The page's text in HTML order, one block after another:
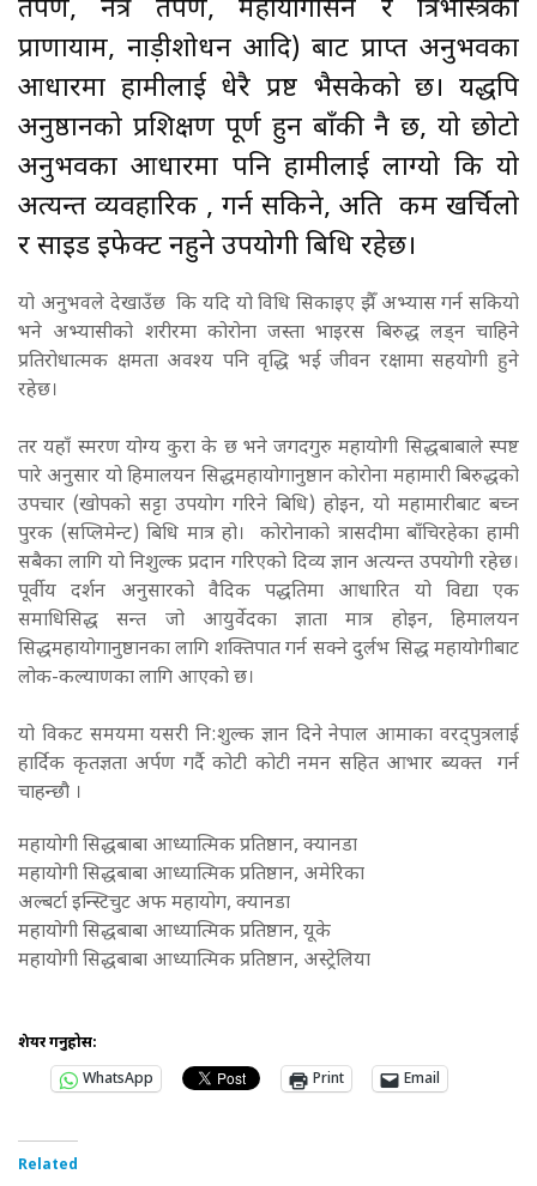
तर्पण, नेत्र तर्पण, महायोगासन र त्रिभस्त्रिका
प्राणायाम, नाड़ीशोधन आदि) बाट प्राप्त अनुभवका
आधारमा हामीलाई धेरै प्रष्ट भैसकेको छ। यद्धपि
अनुष्ठानको प्रशिक्षण पूर्ण हुन बाँकी नै छ, यो छोटो
अनुभवका आधारमा पनि हामीलाई लाग्यो कि यो
अत्यन्त व्यवहारिक , गर्न सकिने, अति कम खर्चिलो
र साइड इफेक्ट नहुने उपयोगी बिधि रहेछ।
यो अनुभवले देखाउँछ कि यदि यो विधि सिकाइए झैँ अभ्यास गर्न सकियो
भने अभ्यासीको शरीरमा कोरोना जस्ता भाइरस बिरुद्ध लड्न चाहिने
प्रतिरोधात्मक क्षमता अवश्य पनि वृद्धि भई जीवन रक्षामा सहयोगी हुने
रहेछ।
तर यहाँ स्मरण योग्य कुरा के छ भने जगदगुरु महायोगी सिद्धबाबाले स्पष्ट
पारे अनुसार यो हिमालयन सिद्धमहायोगानुष्ठान कोरोना महामारी बिरुद्धको
उपचार (खोपको सट्टा उपयोग गरिने बिधि) होइन, यो महामारीबाट बच्न
पुरक (सप्लिमेन्ट) बिधि मात्र हो। कोरोनाको त्रासदीमा बाँचिरहेका हामी
सबैका लागि यो निशुल्क प्रदान गरिएको दिव्य ज्ञान अत्यन्त उपयोगी रहेछ।
पूर्वीय दर्शन अनुसारको वैदिक पद्धतिमा आधारित यो विद्या एक
समाधिसिद्ध सन्त जो आयुर्वेदका ज्ञाता मात्र होइन, हिमालयन
सिद्धमहायोगानुष्ठानका लागि शक्तिपात गर्न सक्ने दुर्लभ सिद्ध महायोगीबाट
लोक-कल्याणका लागि आएको छ।
यो विकट समयमा यसरी नि:शुल्क ज्ञान दिने नेपाल आमाका वरद्पुत्रलाई
हार्दिक कृतज्ञता अर्पण गर्दै कोटी कोटी नमन सहित आभार ब्यक्त गर्न
चाहन्छौ ।
महायोगी सिद्धबाबा आध्यात्मिक प्रतिष्ठान, क्यानडा
महायोगी सिद्धबाबा आध्यात्मिक प्रतिष्ठान, अमेरिका
अल्बर्टा इन्स्टिचुट अफ महायोग, क्यानडा
महायोगी सिद्धबाबा आध्यात्मिक प्रतिष्ठान, यूके
महायोगी सिद्धबाबा आध्यात्मिक प्रतिष्ठान, अस्ट्रेलिया
शेयर गर्नुहोस:
WhatsApp
Print Email
Related